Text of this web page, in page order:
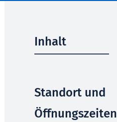
Inhalt
Standort und
Öffnungszeiten